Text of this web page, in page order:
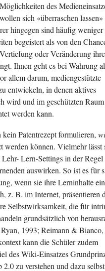
des
sich «überraschen
hingegen sind häufig weniger
begeistert als von den
oder Veränderung
Ihnen geht es bei Wahrung
allem darum, mediengestützte
entwickeln, in denen aktives
wird und im geschützten
werden kann.
kein Patentrezept formulieren,
werden können. Vielmehr lässt
Lehr- Lern-Settings in der Regel
auswirken. So ist es für
wenn sie ihre Lerninhalte
z. B. im Internet, präsentieren
Selbstwirksamkeit, die für
grundsätzlich von
1993; Reimann &
kann die Schüler zudem
des Wiki-Einsatzes
zu verstehen und dazu